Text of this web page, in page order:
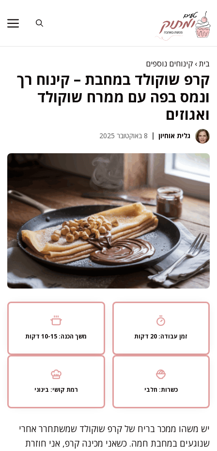
לתוכן
בית› קינוחים נוספים
קרפ שוקולד במחבת – קינוח רך
ונמס בפה עם ממרח שוקולד
ואגוזים
גלית אוחיון 8 באוקטובר 2025
זמן עבודה: 20 דקות משך הכנה: 10-15 דקות
כשרות: חלבי רמת קושי: בינוני
יש משהו ממכר בריח של קרפ שוקולד שמשתחרר אחרי
שנוגעים במחבת חמה. כשאני מכינה קרפ, אני חוזרת